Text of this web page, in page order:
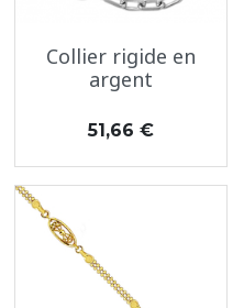
Collier rigide en
argent
Prix
51,66 €